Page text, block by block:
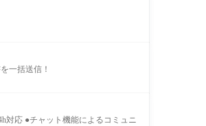
一括送信！
対応 ●チャット機能によるコミュニ